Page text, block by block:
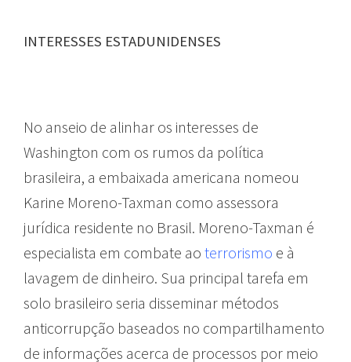
INTERESSES ESTADUNIDENSES
No anseio de alinhar os interesses de
Washington com os rumos da política
brasileira, a embaixada americana nomeou
Karine Moreno-Taxman como assessora
jurídica residente no Brasil. Moreno-Taxman é
especialista em combate ao terrorismo e à
lavagem de dinheiro. Sua principal tarefa em
solo brasileiro seria disseminar métodos
anticorrupção baseados no compartilhamento
de informações acerca de processos por meio